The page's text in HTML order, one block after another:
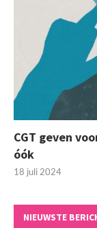
CGT geven
óók
18 juli 2024
NIEUWSTE